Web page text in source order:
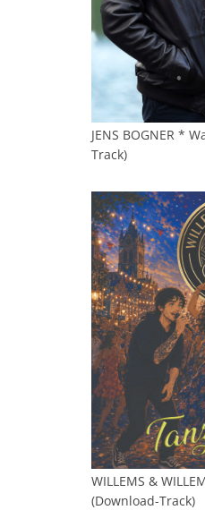
JENS BOGNER *
Track)
WILLEMS &
(Download-Track)